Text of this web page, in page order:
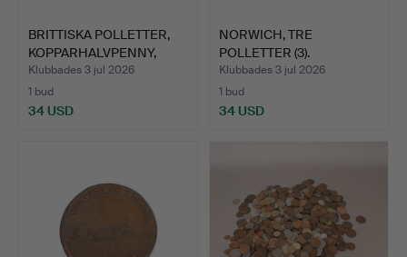
BRITTISKA POLLETTER,
KOPPARHALVPENNY,
IPSW…
Klubbades 3 jul 2026
1 bud
34 USD
NORWICH, TRE
POLLETTER (3).
Klubbades 3 jul 2026
1 bud
34 USD